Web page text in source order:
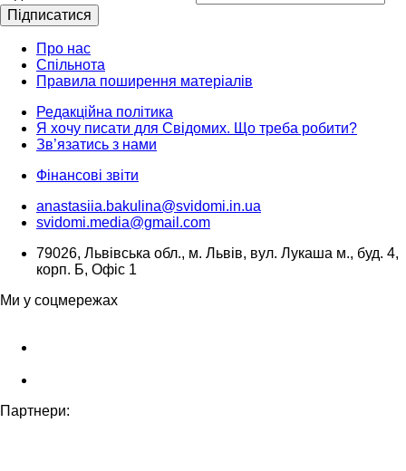
Підписатися
Про нас
Спільнота
Правила поширення матеріалів
Редакційна політика
Я хочу писати для Свідомих. Що треба робити?
Зв’язатись з нами
Фінансові звіти
anastasiia.bakulina@svidomi.in.ua
svidomi.media@gmail.com
79026, Львівська обл., м. Львів, вул. Лукаша м., буд. 4,
корп. Б, Офіс 1
Ми у соцмережах
Партнери: